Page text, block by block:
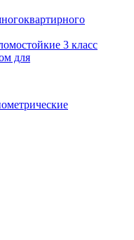
3 класс
для